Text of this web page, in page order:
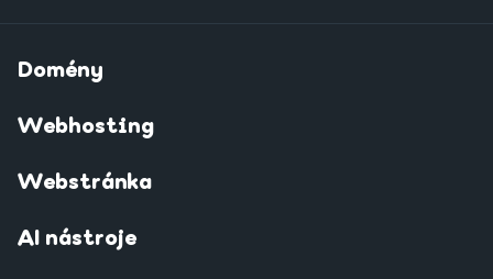
Domény
Webhosting
Webstránka
AI nástroje